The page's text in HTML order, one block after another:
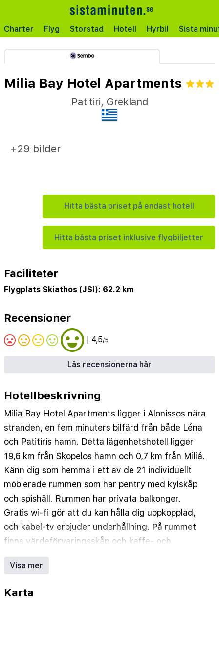
Charter Flyg Storstad Hotell Hyrbil Sista
Milia Bay Hotel Apartments
Patitiri, Grekland
Hitta bästa priset på endast hotell
Hitta bästa priset inklusive flygbiljetter
+29 bilder
Faciliteter
Flygplats Skiathos (JSI): 62.2 km
Recensioner
| 4,5/5
Läs recensionerna här
Hotellbeskrivning
Milia Bay Hotel Apartments ligger i Alonissos nära
stranden, en fem minuters bilfärd från både Léna
och Patitiris hamn. Detta lägenhetshotell ligger
19,6 km från Skopelos hamn och 0,7 km från Miliá.
Känn dig som hemma i ett av de 21 individuellt
möblerade rummen som har pentry med kylskåp
och spishäll. Rummen har privata balkonger.
Gratis wi-fi gör att du kan hålla dig uppkopplad,
och kabel-tv erbjuder underhållning. På rummet
finns värdeförvaringsskåp och kaffe- och
tebryggare. Städning erbjuds en gång per
vistelse. Avstånd avrundas till närmsta decimal.
Miliá - 0,7 km
Visa mer
Karta